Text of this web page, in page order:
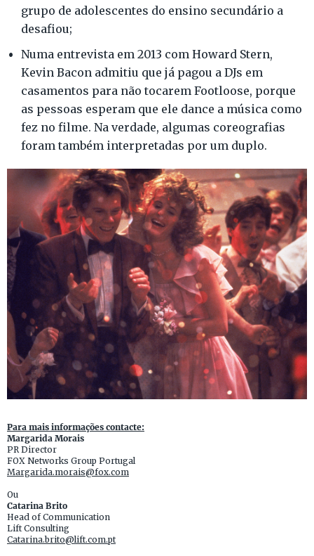
grupo de adolescentes do ensino secundário a
desafiou;
Numa entrevista em 2013 com Howard Stern,
Kevin Bacon admitiu que já pagou a DJs em
casamentos para não tocarem Footloose, porque
as pessoas esperam que ele dance a música como
fez no filme. Na verdade, algumas coreografias
foram também interpretadas por um duplo.
Para mais informações contacte:
Margarida Morais
PR Director
FOX Networks Group Portugal
Margarida.morais@fox.com
Ou
Catarina Brito
Head of Communication
Lift Consulting
Catarina.brito@lift.com.pt